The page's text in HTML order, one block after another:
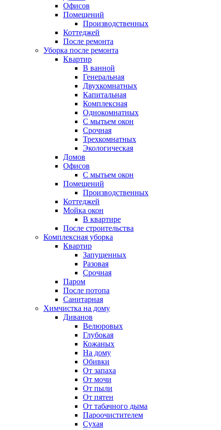
Офисов
Помещений
Производственных
Коттеджей
После ремонта
Уборка после ремонта
Квартир
В ванной
Генеральная
Двухкомнатных
Капитальная
Комплексная
Однокомнатных
С мытьем окон
Срочная
Трехкомнатных
Экологическая
Домов
Офисов
С мытьем окон
Помещений
Производственных
Коттеджей
Мойка окон
В квартире
После строительства
Комплексная уборка
Квартир
Запущенных
Разовая
Срочная
Паром
После потопа
Санитарная
Химчистка на дому
Диванов
Велюровых
Глубокая
Кожаных
На дому
Обивки
От запаха
От мочи
От пыли
От пятен
От табачного дыма
Пароочистителем
Сухая